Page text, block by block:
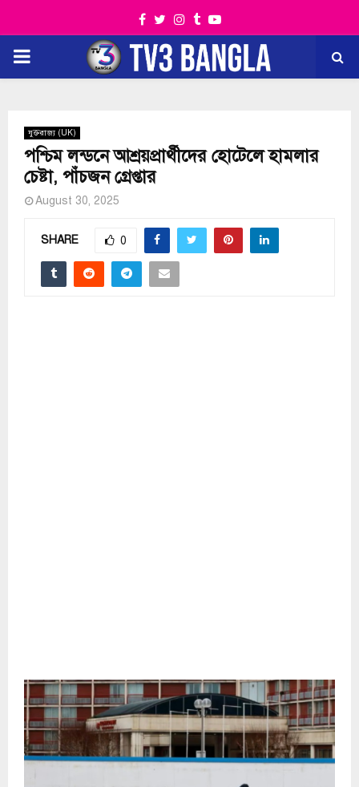
Facebook
TwitterInstagram
TumblrYoutube
PRIMARY
যুক্তরাজ্য (UK)
পশ্চিম লন্ডনে আশ্রয়প্রার্থীদের হোটেলে হামলার
চেষ্টা, পাঁচজন গ্রেপ্তার
August 30, 2025
SHARE 0